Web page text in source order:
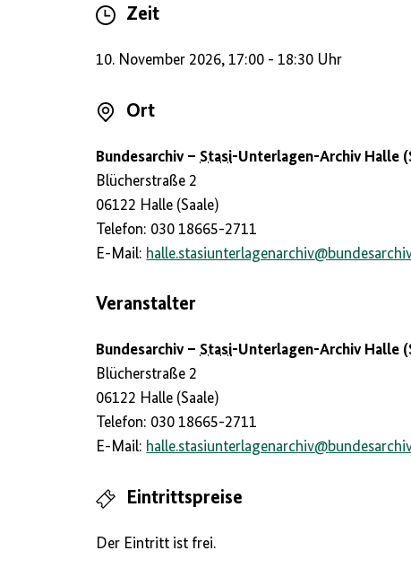
Zeit
10. November 2026, 17:00 - 18:30 Uhr
Ort
Bundesarchiv – Stasi-Unterlagen-Archiv Halle
Blücherstraße 2
06122 Halle (Saale)
Telefon: 030 18665-2711
E-Mail: halle.stasiunterlagenarchiv@
Veranstalter
Bundesarchiv – Stasi-Unterlagen-Archiv Halle
Blücherstraße 2
06122 Halle (Saale)
Telefon: 030 18665-2711
E-Mail: halle.stasiunterlagenarchiv@
Eintrittspreise
Der Eintritt ist frei.